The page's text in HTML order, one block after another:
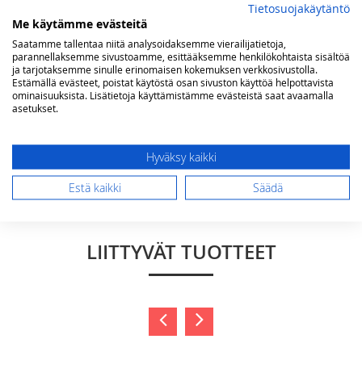
Arvostelu
Lähetä arvostelu
LIITTYVÄT TUOTTEET
Tietosuojakäytäntö
Me käytämme evästeitä
Saatamme tallentaa niitä analysoidaksemme vierailijatietoja,
parannellaksemme sivustoamme, esittääksemme henkilökohtaista sisältöä
ja tarjotaksemme sinulle erinomaisen kokemuksen verkkosivustolla.
Estämällä evästeet, poistat käytöstä osan sivuston käyttöä helpottavista
ominaisuuksista. Lisätietoja käyttämistämme evästeistä saat avaamalla
asetukset.
Hyväksy kaikki
Estä kaikki Säädä